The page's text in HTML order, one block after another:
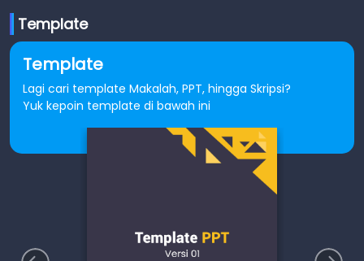
Template
Template
Lagi cari template Makalah, PPT, hingga Skripsi?
Yuk kepoin template di bawah ini